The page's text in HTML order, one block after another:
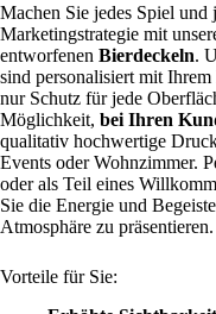
Machen Sie jedes Spiel
Marketingstrategie mit
entworfenen Bierdeckeln.
sind personalisiert mit
nur Schutz für jede
Möglichkeit, bei Ihren
qualitativ hochwertige
Events oder Wohnzimmer.
oder als Teil eines
Sie die Energie und
Atmosphäre zu präsentieren.
Vorteile für Sie: